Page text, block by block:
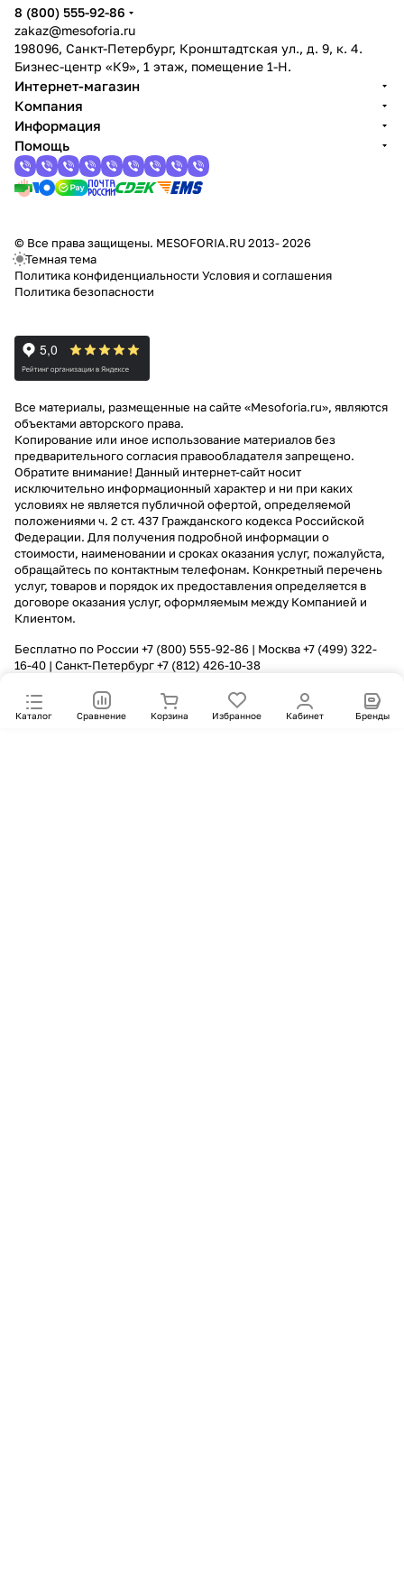
Каталог Сравнение Корзина Избранное Кабинет Бренды
8 (800) 555-92-86
zakaz@mesoforia.ru
198096, Санкт-Петербург, Кронштадтская ул., д. 9, к. 4.
Бизнес-центр «К9», 1 этаж, помещение 1-Н.
Интернет-магазин
Компания
Информация
Помощь
© Все права защищены. MESOFORIA.RU 2013- 2026
Темная тема
Политика конфиденциальности Условия и соглашения
Политика безопасности
Все материалы, размещенные на сайте «Mesoforia.ru», являются
объектами авторского права.
Копирование или иное использование материалов без
предварительного согласия правообладателя запрещено.
Обратите внимание! Данный интернет-сайт носит
исключительно информационный характер и ни при каких
условиях не является публичной офертой, определяемой
положениями ч. 2 ст. 437 Гражданского кодекса Российской
Федерации. Для получения подробной информации о
стоимости, наименовании и сроках оказания услуг, пожалуйста,
обращайтесь по контактным телефонам. Конкретный перечень
услуг, товаров и порядок их предоставления определяется в
договоре оказания услуг, оформляемым между Компанией и
Клиентом.
Бесплатно по России +7 (800) 555-92-86 | Москва+7 (499) 322-
16-40 | Санкт-Петербург+7 (812) 426-10-38